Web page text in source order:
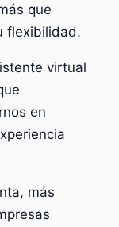
que
flexibilidad.
virtual
en
más